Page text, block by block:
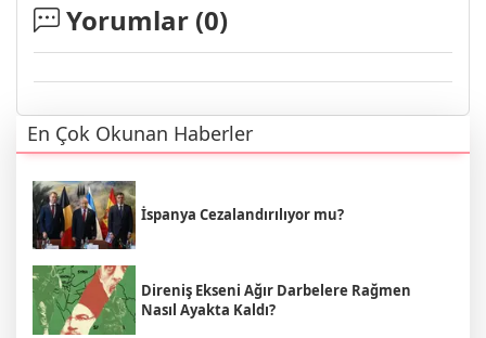
Yorumlar (0)
En Çok Okunan Haberler
İspanya Cezalandırılıyor mu?
Direniş Ekseni Ağır Darbelere Rağmen
Nasıl Ayakta Kaldı?